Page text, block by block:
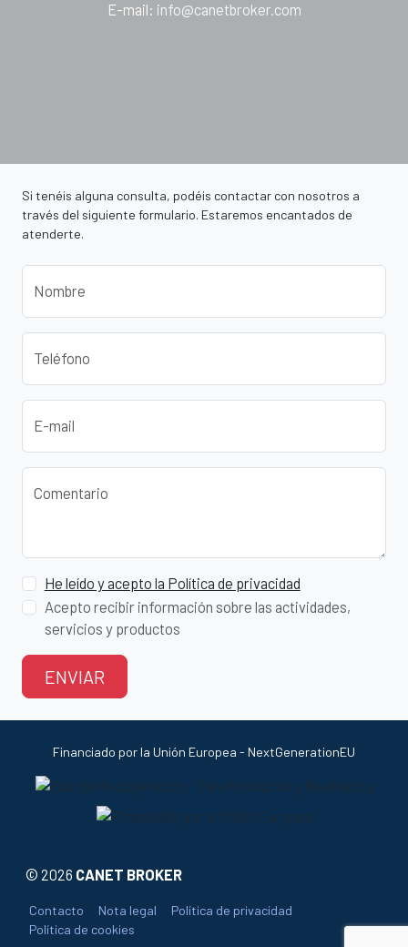
E-mail: info@canetbroker.com
Si tenéis alguna consulta, podéis contactar con nosotros a
través del siguiente formulario. Estaremos encantados de
atenderte.
Nombre
Teléfono
E-mail
Comentario
He leído y acepto la Política de privacidad
Acepto recibir información sobre las actividades,
servicios y productos
ENVIAR
Financiado por la Unión Europea - NextGenerationEU
© 2026 CANET BROKER
Contacto Nota legal
Política de privacidad
Política de cookies